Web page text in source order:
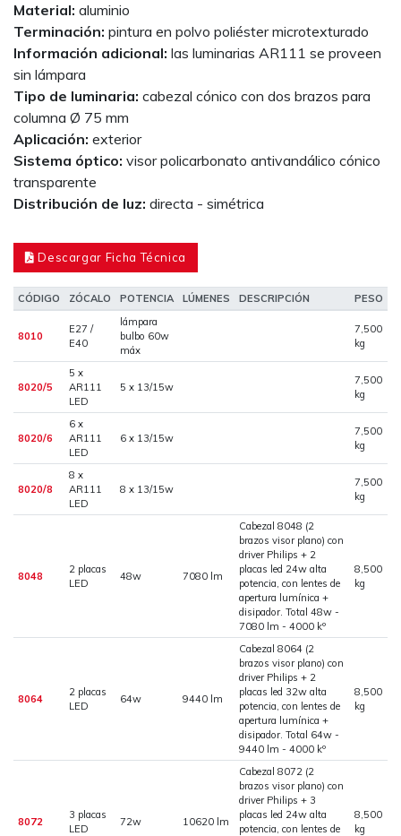
Material: aluminio
Terminación: pintura en polvo poliéster microtexturado
Información adicional: las luminarias AR111 se proveen
sin lámpara
Tipo de luminaria: cabezal cónico con dos brazos para
columna Ø 75 mm
Aplicación: exterior
Sistema óptico: visor policarbonato antivandálico cónico
transparente
Distribución de luz: directa - simétrica
Descargar Ficha Técnica
CÓDIGO ZÓCALO POTENCIA LÚMENES DESCRIPCIÓN PESO
8010
E27 /
E40
lámpara
bulbo 60w
máx
7,500
kg
8020/5
5 x
AR111
LED
5 x 13/15w
7,500
kg
8020/6
6 x
AR111
LED
6 x 13/15w
7,500
kg
8020/8
8 x
AR111
LED
8 x 13/15w
7,500
kg
8048
2 placas
LED
48w 7080 lm
Cabezal 8048 (2
brazos visor plano) con
driver Philips + 2
placas led 24w alta
potencia, con lentes de
apertura lumínica +
disipador. Total 48w -
7080 lm - 4000 kº
8,500
kg
8064
2 placas
LED
64w 9440 lm
Cabezal 8064 (2
brazos visor plano) con
driver Philips + 2
placas led 32w alta
potencia, con lentes de
apertura lumínica +
disipador. Total 64w -
9440 lm - 4000 kº
8,500
kg
8072
3 placas
LED
72w 10620 lm
Cabezal 8072 (2
brazos visor plano) con
driver Philips + 3
placas led 24w alta
potencia, con lentes de
8,500
kg